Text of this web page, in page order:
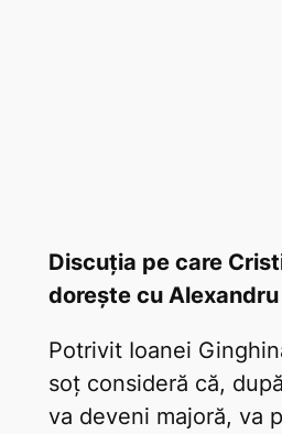
Discuția pe care
dorește cu
Potrivit Ioanei
soț consideră că,
va deveni majoră, va